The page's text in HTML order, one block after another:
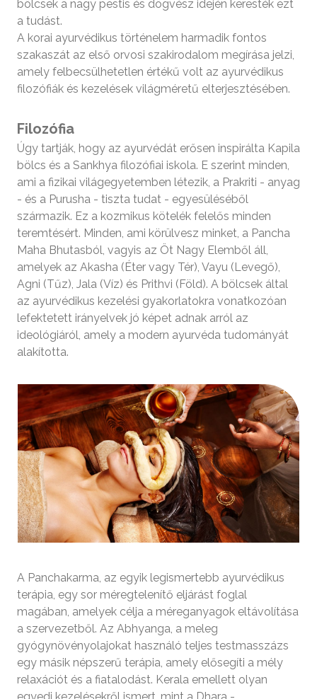
bölcsek a nagy pestis és dögvész idején keresték ezt
a tudást.
A korai ayurvédikus történelem harmadik fontos
szakaszát az első orvosi szakirodalom megírása jelzi,
amely felbecsülhetetlen értékű volt az ayurvédikus
filozófiák és kezelések világméretű elterjesztésében.
Filozófia
Úgy tartják, hogy az ayurvédát erősen inspirálta Kapila
bölcs és a Sankhya filozófiai iskola. E szerint minden,
ami a fizikai világegyetemben létezik, a Prakriti - anyag
- és a Purusha - tiszta tudat - egyesüléséből
származik. Ez a kozmikus kötelék felelős minden
teremtésért. Minden, ami körülvesz minket, a Pancha
Maha Bhutasból, vagyis az Öt Nagy Elemből áll,
amelyek az Akasha (Éter vagy Tér), Vayu (Levegő),
Agni (Tűz), Jala (Víz) és Prithvi (Föld). A bölcsek által
az ayurvédikus kezelési gyakorlatokra vonatkozóan
lefektetett irányelvek jó képet adnak arról az
ideológiáról, amely a modern ayurvéda tudományát
alakította.
A Panchakarma, az egyik legismertebb ayurvédikus
terápia, egy sor méregtelenítő eljárást foglal
magában, amelyek célja a méreganyagok eltávolítása
a szervezetből. Az Abhyanga, a meleg
gyógynövényolajokat használó teljes testmasszázs
egy másik népszerű terápia, amely elősegíti a mély
relaxációt és a fiatalodást. Kerala emellett olyan